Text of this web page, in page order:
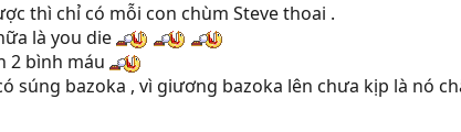
thì chỉ có mỗi con chùm Steve thoai .
là you die
2 bình máu
súng bazoka , vì giương bazoka lên chưa kịp là nó